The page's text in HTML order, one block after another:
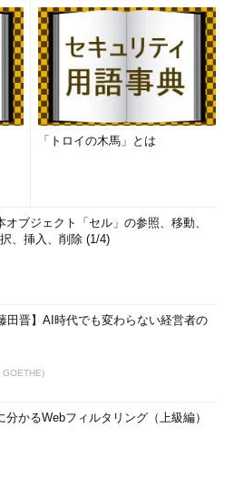
「トロイの木馬」とは
オブジェクト「セル」の参照、移動、
、挿入、削除 (1/4)
田晋】AI時代でも変わらない経営者の
GOETHE)
分かるWebフィルタリング（上級編）